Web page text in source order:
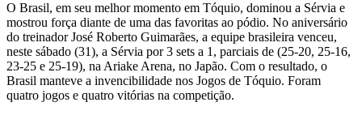
O Brasil, em seu melhor momento em Tóquio, dominou a Sérvia e
mostrou força diante de uma das favoritas ao pódio. No aniversário
do treinador José Roberto Guimarães, a equipe brasileira venceu,
neste sábado (31), a Sérvia por 3 sets a 1, parciais de (25-20, 25-16,
23-25 e 25-19), na Ariake Arena, no Japão. Com o resultado, o
Brasil manteve a invencibilidade nos Jogos de Tóquio. Foram
quatro jogos e quatro vitórias na competição.